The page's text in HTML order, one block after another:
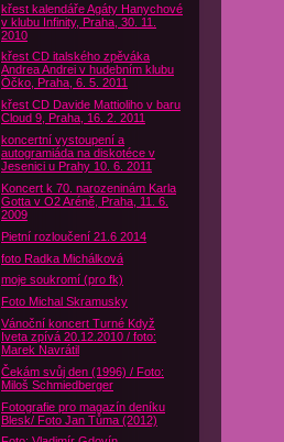
křest kalendáře Agáty Hanychové
v klubu Infinity, Praha, 30. 11.
2010
křest CD italského zpěváka
Andrea Andrei v hudebním klubu
Óčko, Praha, 6. 5. 2011
křest CD Davide Mattioliho v baru
Cloud 9, Praha, 16. 2. 2011
koncertní vystoupení a
autogramiáda na diskotéce v
Jesenici u Prahy 10. 6. 2011
Koncert k 70. narozeninám Karla
Gotta v O2 Aréně, Praha, 11. 6.
2009
Pietní rozloučení 21.6 2014
foto Radka Michálková
moje soukromí (pro fk)
Foto Michal Skramusky
Vánoční koncert Turné Když
Iveta zpívá 20.12.2010 / foto:
Marek Navrátil
Čekám svůj den (1996) / Foto:
Miloš Schmiedberger
Fotografie pro magazín deníku
Blesk/ Foto Jan Tůma (2012)